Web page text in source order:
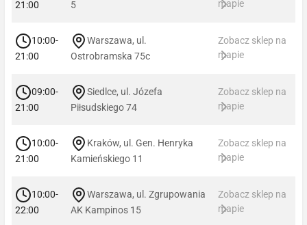
21:00
5
mapie
10:00-
21:00
Warszawa, ul.
Ostrobramska 75c
Zobacz sklep na
mapie
09:00-
21:00
Siedlce, ul. Józefa
Piłsudskiego 74
Zobacz sklep na
mapie
10:00-
21:00
Kraków, ul. Gen. Henryka
Kamieńskiego 11
Zobacz sklep na
mapie
10:00-
22:00
Warszawa, ul. Zgrupowania
AK Kampinos 15
Zobacz sklep na
mapie